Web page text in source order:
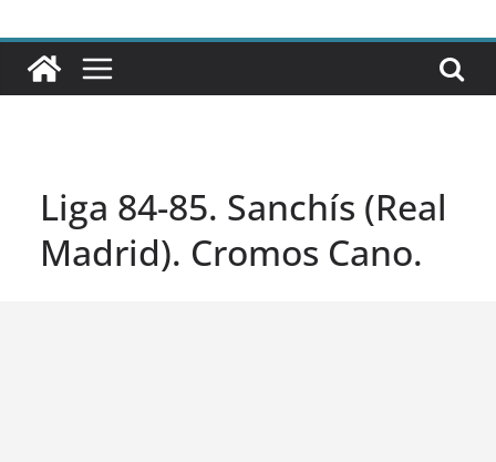
Liga 84-85. Sanchís (Real
Madrid). Cromos Cano.